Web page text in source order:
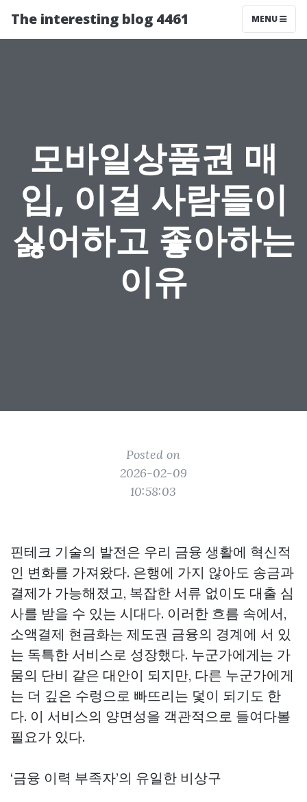
The interesting blog 4461 MENU
모바일상품권 매
입, 이걸 사람들이
싫어하고 좋아하는
이유
Posted on
2026-02-09
10:58:03
핀테크 기술의 발전은 우리 금융 생활에 혁신적
인 변화를 가져왔다. 은행에 가지 않아도 송금과
결제가 가능해졌고, 복잡한 서류 없이도 대출 심
사를 받을 수 있는 시대다. 이러한 흐름 속에서,
소액결제 현금화는 제도권 금융의 경계에 서 있
는 독특한 서비스로 성장했다. 누군가에게는 가
뭄의 단비 같은 대안이 되지만, 다른 누군가에게
는 더 깊은 수렁으로 빠뜨리는 덫이 되기도 한
다. 이 서비스의 양면성을 객관적으로 들여다볼
필요가 있다.
‘금융 이력 부족자’의 유일한 비상구